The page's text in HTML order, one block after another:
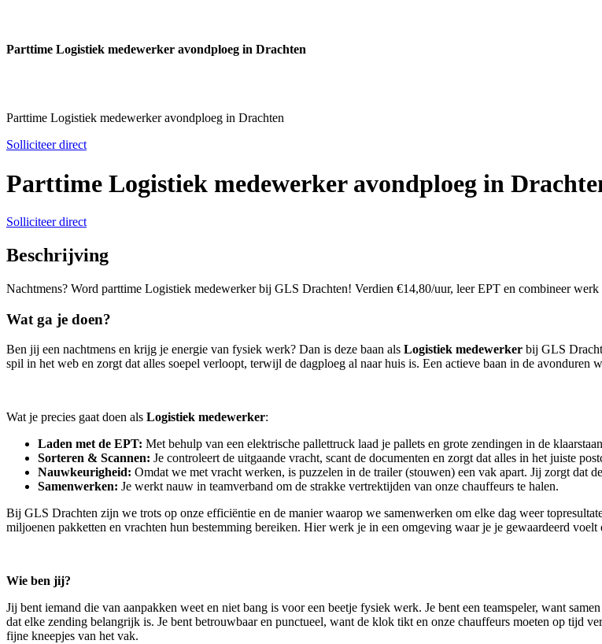
Parttime Logistiek medewerker avondploeg in Drachten
Parttime Logistiek medewerker avondploeg in Drachten
Solliciteer direct
Parttime Logistiek medewerker avondploeg in
Solliciteer direct
Beschrijving
Nachtmens? Word parttime Logistiek medewerker bij GLS Drachten! Verdien €14,80/uur, leer EPT en combineer werk
Wat ga je doen?
Ben jij een nachtmens en krijg je energie van fysiek werk? Dan is deze baan als Logistiek medewerker bij GLS
spil in het web en zorgt dat alles soepel verloopt, terwijl de dagploeg al naar huis is. Een actieve baan in de avonduren
Wat je precies gaat doen als Logistiek medewerker:
Laden met de EPT: Met behulp van een elektrische pallettruck laad je pallets en grote zendingen in de
Sorteren & Scannen: Je controleert de uitgaande vracht, scant de documenten en zorgt dat alles in het juiste
Nauwkeurigheid: Omdat we met vracht werken, is puzzelen in de trailer (stouwen) een vak apart. Jij zorgt dat
Samenwerken: Je werkt nauw in teamverband om de strakke vertrektijden van onze chauffeurs te halen.
Bij GLS Drachten zijn we trots op onze efficiëntie en de manier waarop we samenwerken om elke dag weer
miljoenen pakketten en vrachten hun bestemming bereiken. Hier werk je in een omgeving waar je je gewaardeerd
Wie ben jij?
Jij bent iemand die van aanpakken weet en niet bang is voor een beetje fysiek werk. Je bent een teamspeler, want
dat elke zending belangrijk is. Je bent betrouwbaar en punctueel, want de klok tikt en onze chauffeurs moeten op tijd
fijne kneepjes van het vak.